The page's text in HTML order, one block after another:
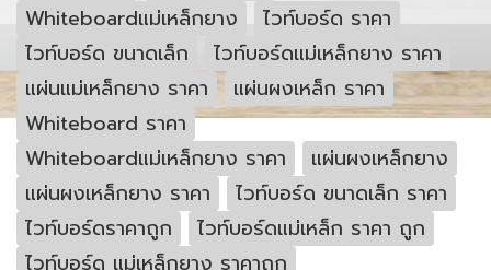
Whiteboardแม่เหล็กยาง
ไวท์บอร์ด ราคา
ไวท์บอร์ด ขนาดเล็ก
ไวท์บอร์ดแม่เหล็กยาง ราคา
แผ่นแม่เหล็กยาง ราคา
แผ่นผงเหล็ก ราคา
Whiteboard ราคา
Whiteboardแม่เหล็กยาง ราคา
แผ่นผงเหล็กยาง
แผ่นผงเหล็กยาง ราคา
ไวท์บอร์ด ขนาดเล็ก ราคา
ไวท์บอร์ดราคาถูก
ไวท์บอร์ดแม่เหล็ก ราคา ถูก
ไวท์บอร์ด แม่เหล็กยาง ราคาถูก